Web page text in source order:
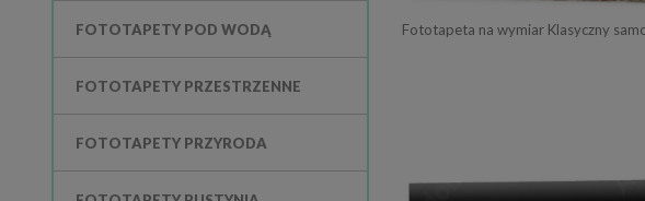
FOTOTAPETY POD WODĄ
FOTOTAPETY PRZESTRZENNE
FOTOTAPETY PRZYRODA